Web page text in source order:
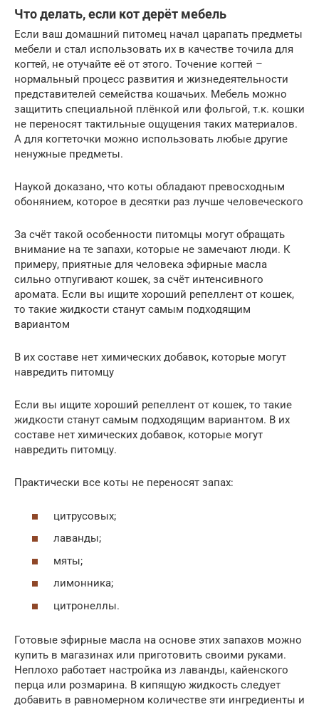
Что делать, если кот дерёт мебель
Если ваш домашний питомец начал царапать предметы
мебели и стал использовать их в качестве точила для
когтей, не отучайте её от этого. Точение когтей –
нормальный процесс развития и жизнедеятельности
представителей семейства кошачьих. Мебель можно
защитить специальной плёнкой или фольгой, т.к. кошки
не переносят тактильные ощущения таких материалов.
А для когтеточки можно использовать любые другие
ненужные предметы.
Наукой доказано, что коты обладают превосходным
обонянием, которое в десятки раз лучше человеческого
За счёт такой особенности питомцы могут обращать
внимание на те запахи, которые не замечают люди. К
примеру, приятные для человека эфирные масла
сильно отпугивают кошек, за счёт интенсивного
аромата. Если вы ищите хороший репеллент от кошек,
то такие жидкости станут самым подходящим
вариантом
В их составе нет химических добавок, которые могут
навредить питомцу
Если вы ищите хороший репеллент от кошек, то такие
жидкости станут самым подходящим вариантом. В их
составе нет химических добавок, которые могут
навредить питомцу.
Практически все коты не переносят запах:
цитрусовых;
лаванды;
мяты;
лимонника;
цитронеллы.
Готовые эфирные масла на основе этих запахов можно
купить в магазинах или приготовить своими руками.
Неплохо работает настройка из лаванды, кайенского
перца или розмарина. В кипящую жидкость следует
добавить в равномерном количестве эти ингредиенты и